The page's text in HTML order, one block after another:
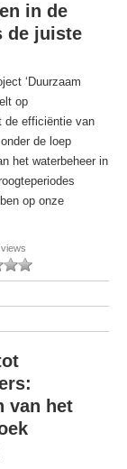
in de
de juiste
‘Duurzaam
op
de efficiëntie van
de loep
het waterbeheer in
op onze
van het